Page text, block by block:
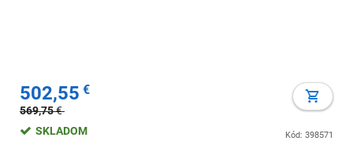
502,55 €
569,75€
Kód: 398571
SKLADOM